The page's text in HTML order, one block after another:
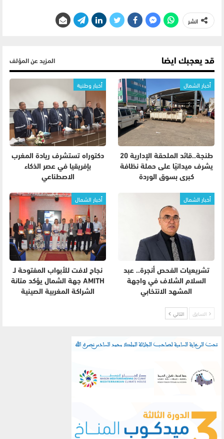
انشر
قد يعجبك ايضا المزيد عن المؤلف
أخبار الشمال
طنجة..قائد الملحقة الإدارية 20
يشرف ميدانيًا على حملة نظافة
كبرى بسوق الوردة
أخبار وطنية
دكتوراه تستشرف ريادة المغرب
بإفريقيا في عصر الذكاء
الاصطناعي
أخبار الشمال
تشريعيات الفحص أنجرة.. عبد
السلام الشلاف في واجهة
المشهد الانتخابي
أخبار الشمال
نجاح لافت للأبواب المفتوحة لـ
AMITH جهة الشمال يؤكد متانة
الشراكة المغربية الصينية
السابق التالي